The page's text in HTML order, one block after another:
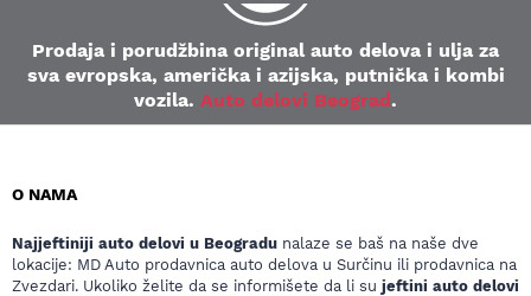
Prodaja i porudžbina original auto delova i ulja za
sva evropska, američka i azijska, putnička i kombi
vozila. Auto delovi Beograd.
O NAMA
Najjeftiniji auto delovi u Beogradu nalaze se baš na naše dve
lokacije: MD Auto prodavnica auto delova u Surčinu ili prodavnica na
Zvezdari. Ukoliko želite da se informišete da li su jeftini auto delovi